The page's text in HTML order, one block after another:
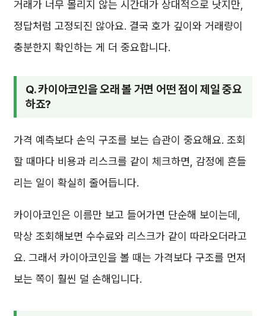
거래가 너무 몰리지 않는 시간대가 상대적으로 낫지만,
정답처럼 고정되진 않아요. 결국 호가 깊이와 거래량이
충분한지 확인하는 게 더 중요합니다.
Q. 카이아코인을 오래 볼 거면 어떤 점이 제일 중요
하죠?
가격 예측보다 손익 구조를 보는 습관이 중요해요. 조회
할 때마다 비용과 리스크를 같이 체크하면, 감정에 흔들
리는 일이 확실히 줄어듭니다.
카이아코인은 이름만 보고 들어가면 단순해 보이는데,
막상 조회해보면 수수료와 리스크가 같이 따라오더라고
요. 그래서 카이아코인을 볼 때는 가격보다 구조를 먼저
보는 쪽이 훨씬 덜 손해입니다.